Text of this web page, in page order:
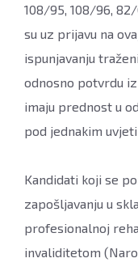
108/95, 108/96,
su uz prijavu na
ispunjavanju
odnosno potvrdu
imaju prednost u
pod jednakim
Kandidati koji se
zapošljavanju u
profesionalnoj
invaliditetom